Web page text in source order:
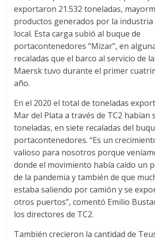
exportaron 21.532 toneladas,
productos generados por la industria
local. Esta carga subió al buque de
portacontenedores “Mizar”, en
recaladas que el barco al servicio de
Maersk tuvo durante el primer
año.
En el 2020 el total de toneladas
Mar del Plata a través de TC2 habían
toneladas, en siete recaladas del
portacontenedores. “Es un
valioso para nosotros porque
donde el movimiento había caído un
de la pandemia y también de que
estaba saliendo por camión y se
otros puertos”, comentó Emilio
los directores de TC2.
También crecieron la cantidad de